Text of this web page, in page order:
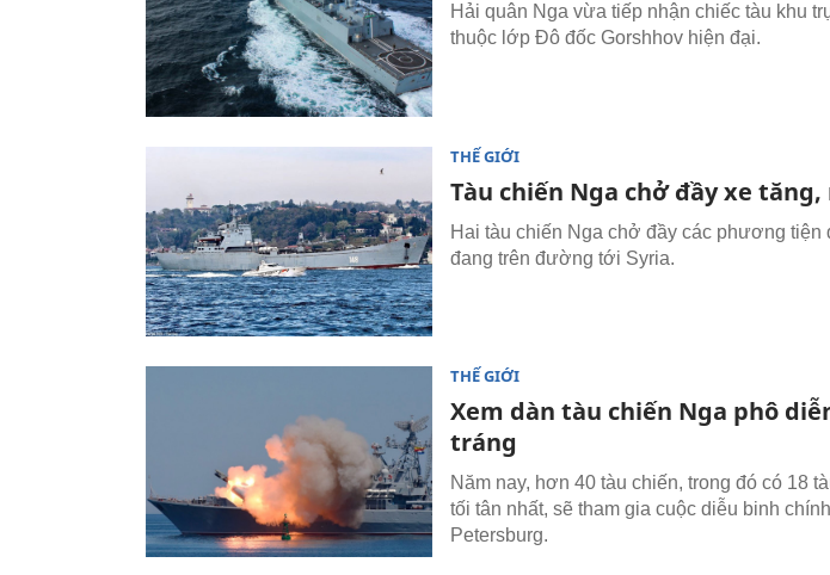
Hải quân Nga vừa tiếp nhận chiếc tàu khu
thuộc lớp Đô đốc Gorshhov hiện đại.
THẾ GIỚI
Tàu chiến Nga chở đầy xe
Hai tàu chiến Nga chở đầy các phương
đang trên đường tới Syria.
THẾ GIỚI
Xem dàn tàu chiến Nga phô
tráng
Năm nay, hơn 40 tàu chiến, trong đó có 18
tối tân nhất, sẽ tham gia cuộc diễu binh
Petersburg.